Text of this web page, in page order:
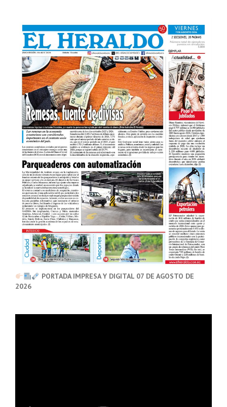
PORTADA IMPRESA Y DIGITAL 07 DE AGOSTO DE
2026